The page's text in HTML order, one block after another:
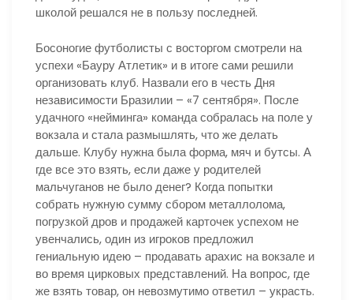
школой решался не в пользу последней.
Босоногие футболисты с восторгом смотрели на
успехи «Бауру Атлетик» и в итоге сами решили
организовать клуб. Назвали его в честь Дня
независимости Бразилии – «7 сентября». После
удачного «нейминга» команда собралась на поле у
вокзала и стала размышлять, что же делать
дальше. Клубу нужна была форма, мяч и бутсы. А
где все это взять, если даже у родителей
мальчуганов не было денег? Когда попытки
собрать нужную сумму сбором металлолома,
погрузкой дров и продажей карточек успехом не
увенчались, один из игроков предложил
гениальную идею – продавать арахис на вокзале и
во время цирковых представлений. На вопрос, где
же взять товар, он невозмутимо ответил – украсть.